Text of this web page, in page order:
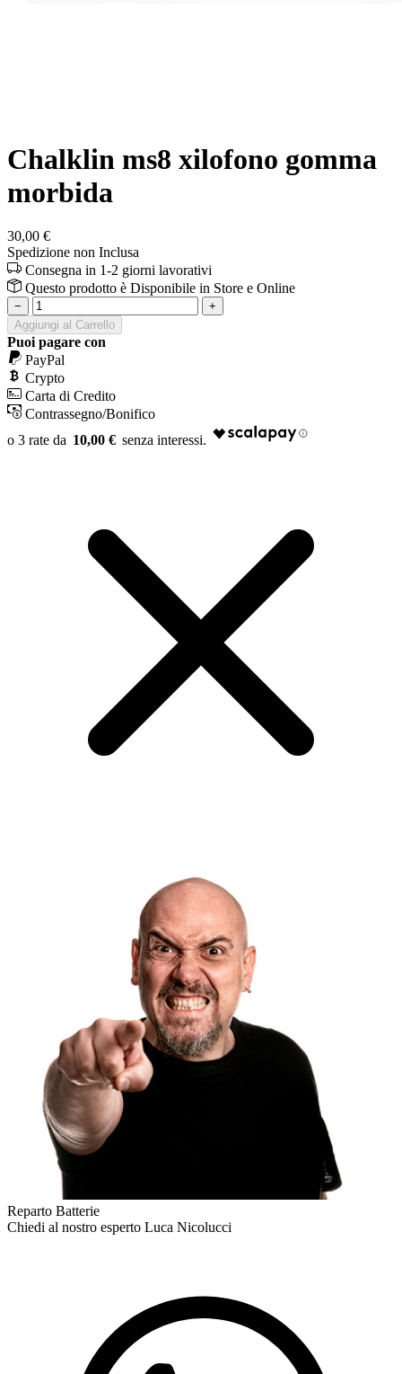
Chalklin ms8 xilofono gomma
morbida
30,00 €
Spedizione non Inclusa
Consegna in 1-2 giorni lavorativi
Questo prodotto è Disponibile in Store e Online
−
+
Aggiungi al Carrello
Puoi pagare con
PayPal
Crypto
Carta di Credito
Contrassegno/Bonifico
10,00 €
Reparto Batterie
Chiedi al nostro esperto Luca Nicolucci